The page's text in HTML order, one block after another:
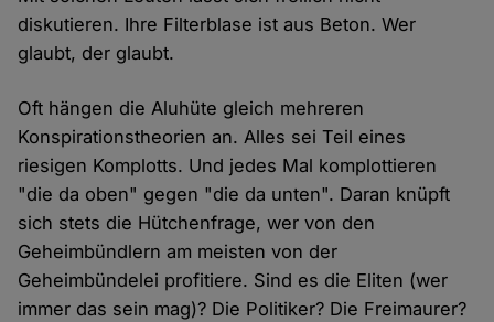
diskutieren. Ihre Filterblase ist aus Beton. Wer
glaubt, der glaubt.
Oft hängen die Aluhüte gleich mehreren
Konspirationstheorien an. Alles sei Teil eines
riesigen Komplotts. Und jedes Mal komplottieren
"die da oben" gegen "die da unten". Daran knüpft
sich stets die Hütchenfrage, wer von den
Geheimbündlern am meisten von der
Geheimbündelei profitiere. Sind es die Eliten (wer
immer das sein mag)? Die Politiker? Die Freimaurer?